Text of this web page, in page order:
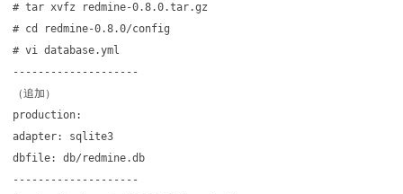
# tar xvfz redmine-0.8.0.tar.gz
# cd redmine-0.8.0/config
# vi database.yml
--------------------
（追加）
production:
adapter: sqlite3
dbfile: db/redmine.db
--------------------